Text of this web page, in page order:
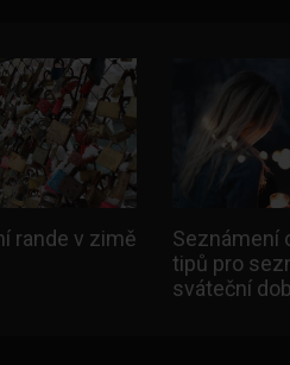
rande v zimě
Seznámení
tipů pro
sváteční